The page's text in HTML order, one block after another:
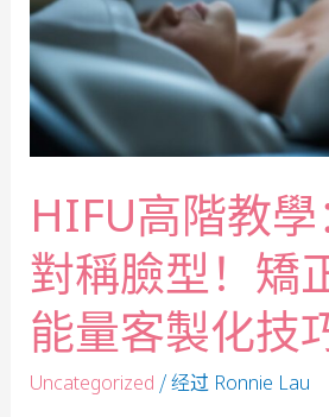
HIFU高階教
對稱臉型！矯
能量客製化技
Uncategorized / 经过 Ronnie Lau